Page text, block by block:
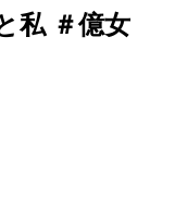
私 ＃億女